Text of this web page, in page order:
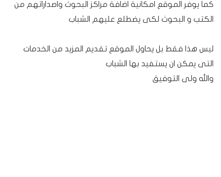
كما يوفر الموقع امكانية اضافة مراكز البحوث واصداراتهم من
الكتب و البحوث لكى يضطلع عليهم الشباب
ليس هذا فقط بل يحاول الموقع تقديم المزيد من الخدمات
التى يمكن ان يستفيد بها الشباب
والله ولى التوفيق